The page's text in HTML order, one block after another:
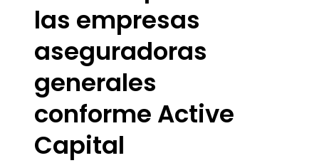
las empresas
aseguradoras
generales
conforme Active
Capital